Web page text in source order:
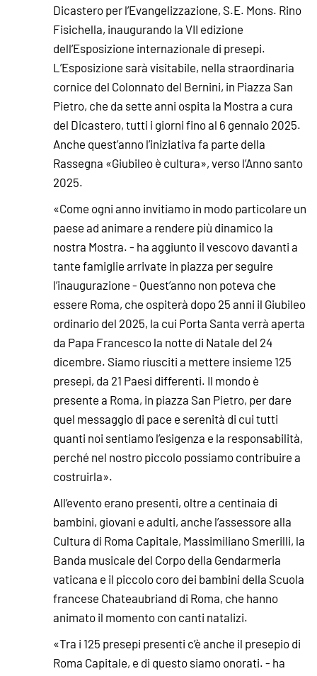
Dicastero per l’Evangelizzazione, S.E. Mons. Rino
Fisichella, inaugurando la VII edizione
dell’Esposizione internazionale di presepi.
L’Esposizione sarà visitabile, nella straordinaria
cornice del Colonnato del Bernini, in Piazza San
Pietro, che da sette anni ospita la Mostra a cura
del Dicastero, tutti i giorni fino al 6 gennaio 2025.
Anche quest’anno l’iniziativa fa parte della
Rassegna «Giubileo è cultura», verso l’Anno santo
2025.
«Come ogni anno invitiamo in modo particolare un
paese ad animare a rendere più dinamico la
nostra Mostra. - ha aggiunto il vescovo davanti a
tante famiglie arrivate in piazza per seguire
l’inaugurazione - Quest’anno non poteva che
essere Roma, che ospiterà dopo 25 anni il Giubileo
ordinario del 2025, la cui Porta Santa verrà aperta
da Papa Francesco la notte di Natale del 24
dicembre. Siamo riusciti a mettere insieme 125
presepi, da 21 Paesi differenti. Il mondo è
presente a Roma, in piazza San Pietro, per dare
quel messaggio di pace e serenità di cui tutti
quanti noi sentiamo l’esigenza e la responsabilità,
perché nel nostro piccolo possiamo contribuire a
costruirla».
All’evento erano presenti, oltre a centinaia di
bambini, giovani e adulti, anche l’assessore alla
Cultura di Roma Capitale, Massimiliano Smerilli, la
Banda musicale del Corpo della Gendarmeria
vaticana e il piccolo coro dei bambini della Scuola
francese Chateaubriand di Roma, che hanno
animato il momento con canti natalizi.
«Tra i 125 presepi presenti c’è anche il presepio di
Roma Capitale, e di questo siamo onorati. - ha